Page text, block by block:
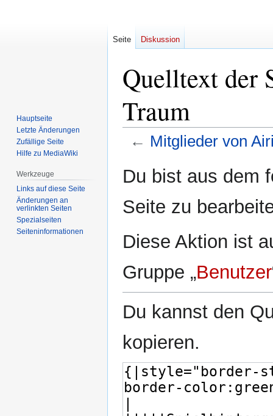
Quelltext der
Traum
← Mitglieder von
Navigation
Suche
Du bist aus dem
Seite zu
Diese Aktion ist
Gruppe „Benutzer
Du kannst den
kopieren.
Seite Diskussion
Hauptseite
Letzte Änderungen
Zufällige Seite
Hilfe zu MediaWiki
Werkzeuge
Links auf diese Seite
Änderungen an
verlinkten Seiten
Spezialseiten
Seiten­­informationen